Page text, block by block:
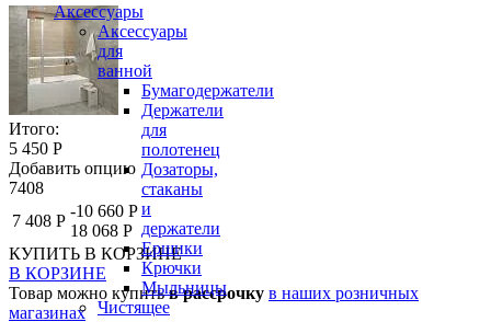
Аксессуары
Аксессуары
для
ванной
Бумагодержатели
Держатели
для
полотенец
Дозаторы,
стаканы
и
держатели
Ершики
Крючки
Мыльницы
Чистящее
Итого:
5 450 Р
Добавить опцию
7408
7 408 Р
-10 660 Р
18 068 Р
КУПИТЬ В КОРЗИНЕ
В КОРЗИНЕ
Товар можно купитьв рассрочку в наших розничных
магазинах